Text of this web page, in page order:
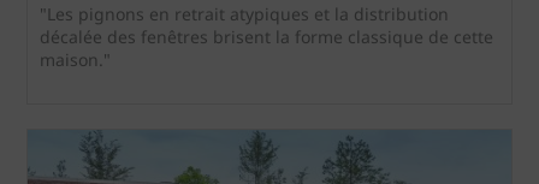
"Les pignons en retrait atypiques et la distribution
décalée des fenêtres brisent la forme classique de cette
maison."